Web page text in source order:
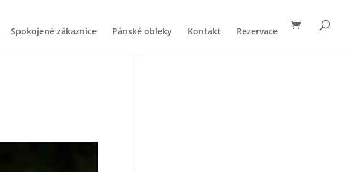
Spokojené zákaznice Pánské obleky Kontakt Rezervace